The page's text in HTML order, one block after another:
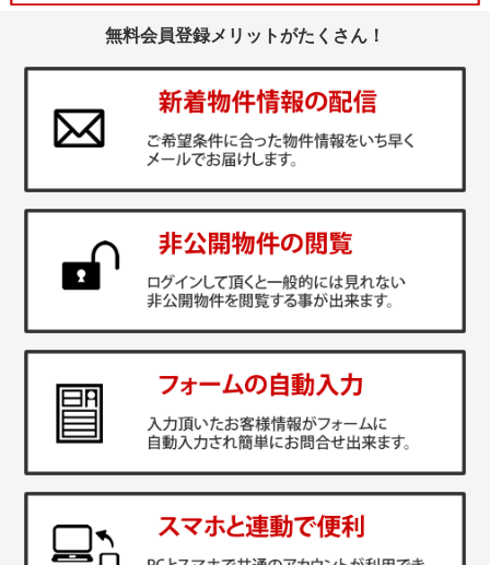
無料会員登録メリットがたくさん！